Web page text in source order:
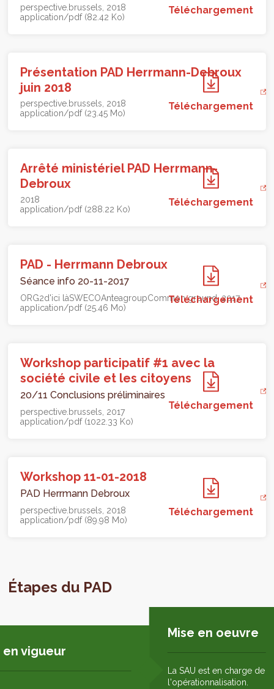
perspective.brussels 2018
application/pdf (82.42 Ko)
Téléchargement
Présentation PAD Herrmann-Debroux
juin 2018
perspective.brussels 2018
application/pdf (23.45 Mo)
Téléchargement
Arrêté ministériel PAD Herrmann-
Debroux
2018
application/pdf (288.22 Ko)
Téléchargement
PAD - Herrmann Debroux
Séance info 20-11-2017
ORG2d'ici làSWECOAnteagroupCommon ground 2017
application/pdf (25.46 Mo)
Téléchargement
Workshop participatif #1 avec la
société civile et les citoyens
20/11 Conclusions préliminaires
perspective.brussels 2017
application/pdf (1022.33 Ko)
Téléchargement
Workshop 11-01-2018
PAD Herrmann Debroux
perspective.brussels 2018
application/pdf (89.98 Mo)
Téléchargement
Étapes du PAD
vigueur
Mise en oeuvre
La SAU est en charge de
l'opérationnalisation.